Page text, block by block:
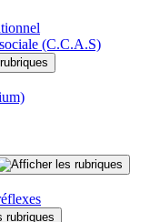
(C.C.A.S)